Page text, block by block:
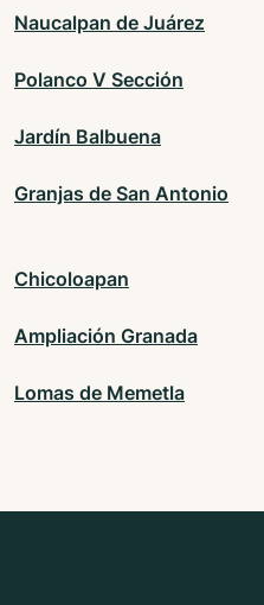
Naucalpan de Juárez
Polanco V Sección
Jardín Balbuena
Granjas de San Antonio
Chicoloapan
Ampliación Granada
Lomas de Memetla